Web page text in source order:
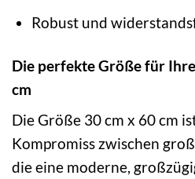
Robust und
Die perfekte Größe für
cm
Die Größe 30 cm x 60 cm
Kompromiss zwischen
die eine moderne,